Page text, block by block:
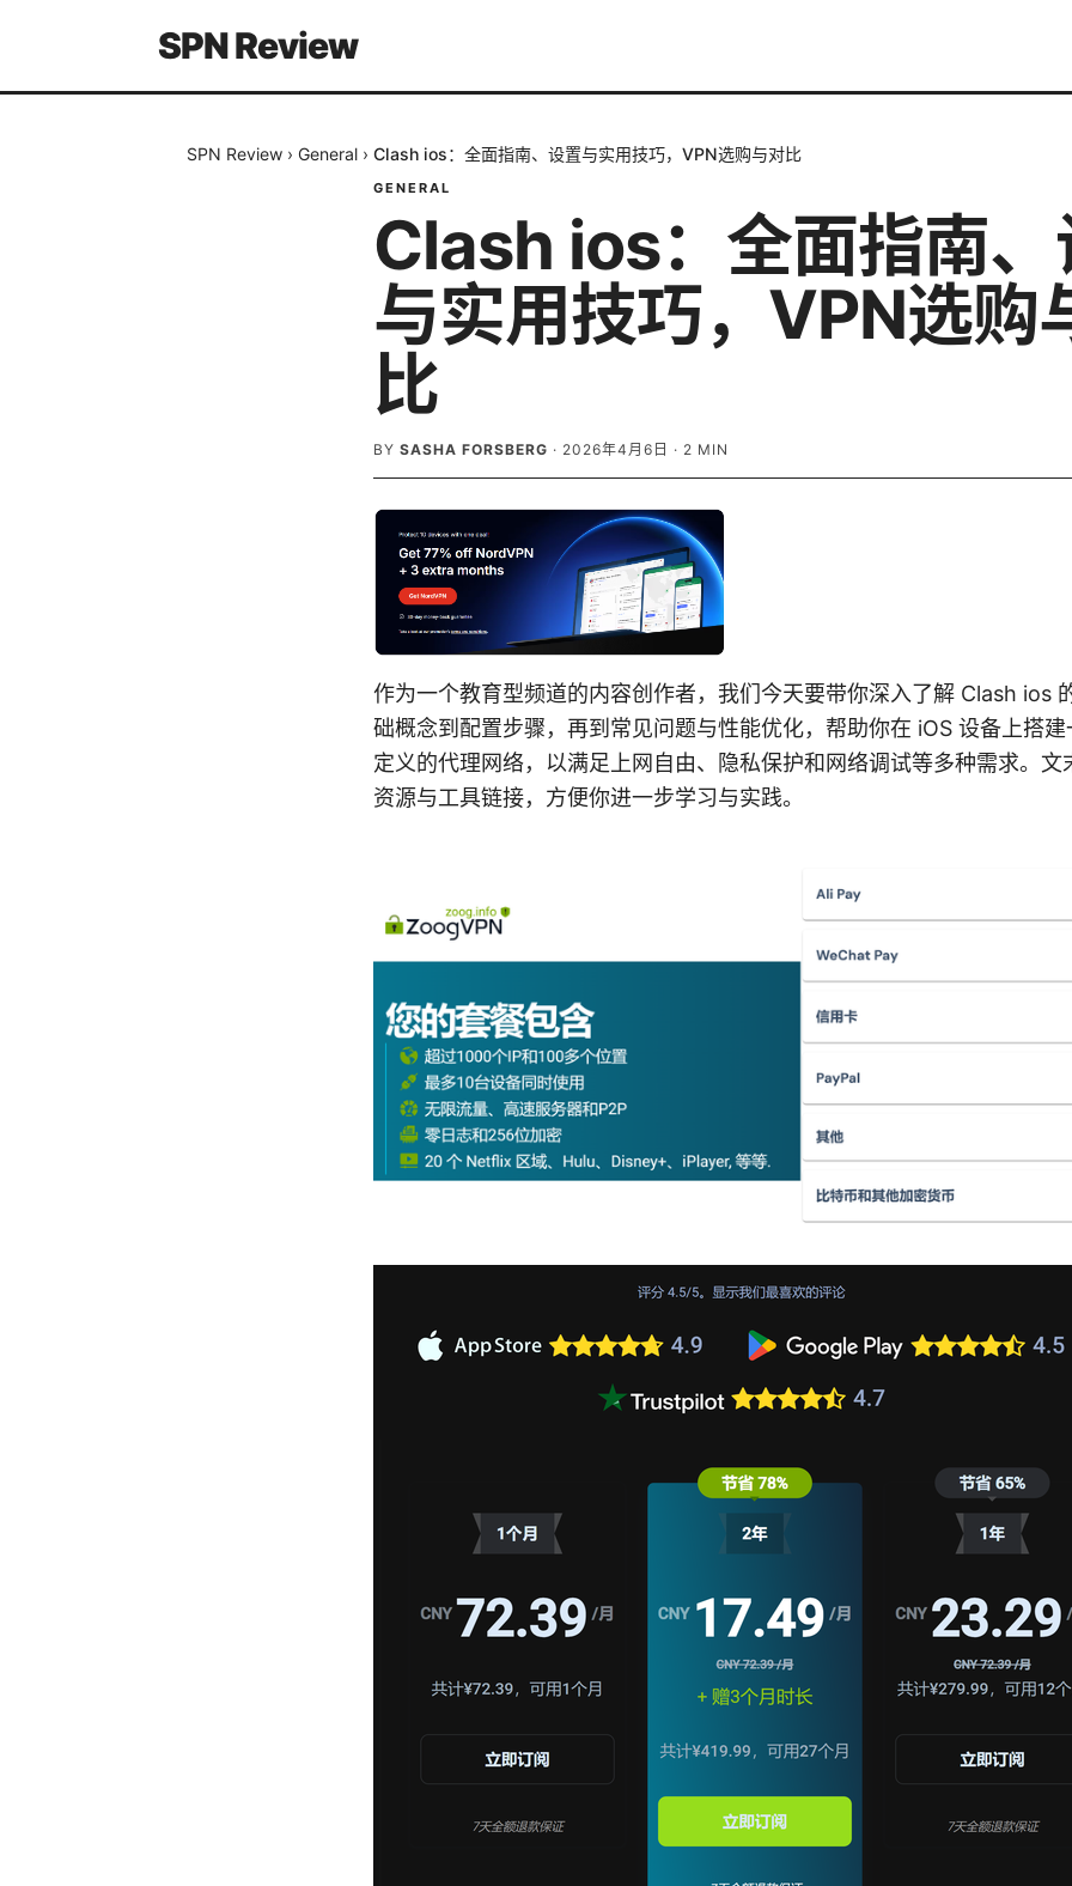
SPN Review
SPN Review › General › Clash ios：全面指南、设置与实用技巧，VPN选购与对比
GENERAL
Clash ios：全面指南、
与实用技巧，VPN选购
比
BY SASHA FORSBERG · 2026年4月6日 · 2 MIN
作为一个教育型频道的内容创作者，我们今天要带你深入了解 Clash ios
础概念到配置步骤，再到常见问题与性能优化，帮助你在 iOS 设备上搭建
定义的代理网络，以满足上网自由、隐私保护和网络调试等多种需求。文
资源与工具链接，方便你进一步学习与实践。